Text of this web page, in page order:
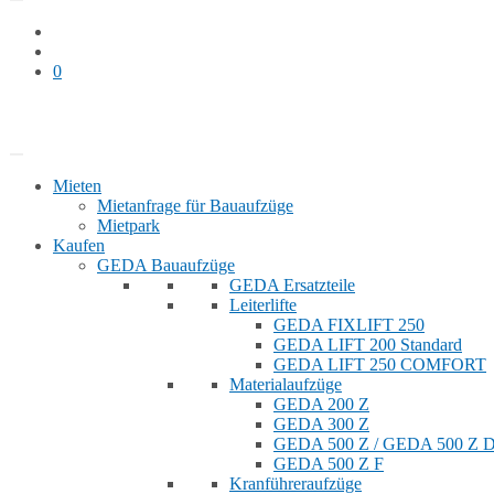
0
Mieten
Mietanfrage für Bauaufzüge
Mietpark
Kaufen
GEDA Bauaufzüge
GEDA Ersatzteile
Leiterlifte
GEDA FIXLIFT 250
GEDA LIFT 200 Standard
GEDA LIFT 250 COMFORT
Materialaufzüge
GEDA 200 Z
GEDA 300 Z
GEDA 500 Z / GEDA 500 Z
GEDA 500 Z F
Kranführeraufzüge